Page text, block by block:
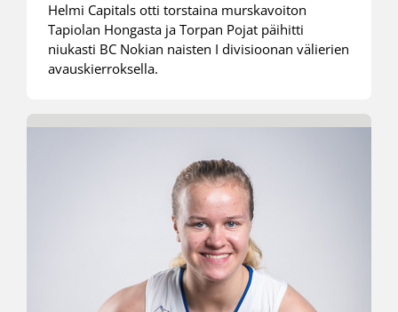
Helmi Capitals otti torstaina murskavoiton
Tapiolan Hongasta ja Torpan Pojat päihitti
niukasti BC Nokian naisten I divisioonan välierien
avauskierroksella.